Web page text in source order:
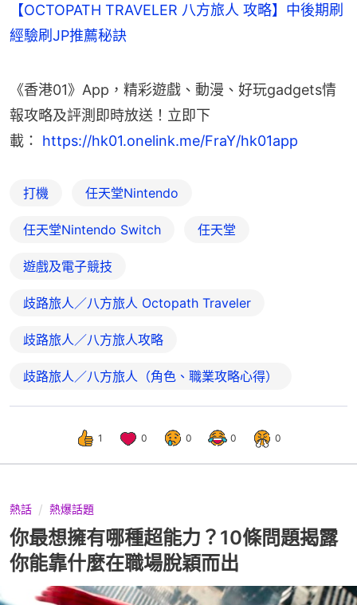
【OCTOPATH TRAVELER 八方旅人 攻略】中後期刷
經驗刷JP推薦秘訣
《香港01》App，精彩遊戲、動漫、好玩gadgets情
報攻略及評測即時放送！立即下
載： https://hk01.onelink.me/FraY/hk01app
打機 任天堂Nintendo
任天堂Nintendo Switch 任天堂
遊戲及電子競技
歧路旅人／八方旅人 Octopath Traveler
歧路旅人／八方旅人攻略
歧路旅人／八方旅人（角色、職業攻略心得）
1 0 0 0 0
熱話 熱爆話題
你最想擁有哪種超能力？10條問題揭露
你能靠什麼在職場脫穎而出